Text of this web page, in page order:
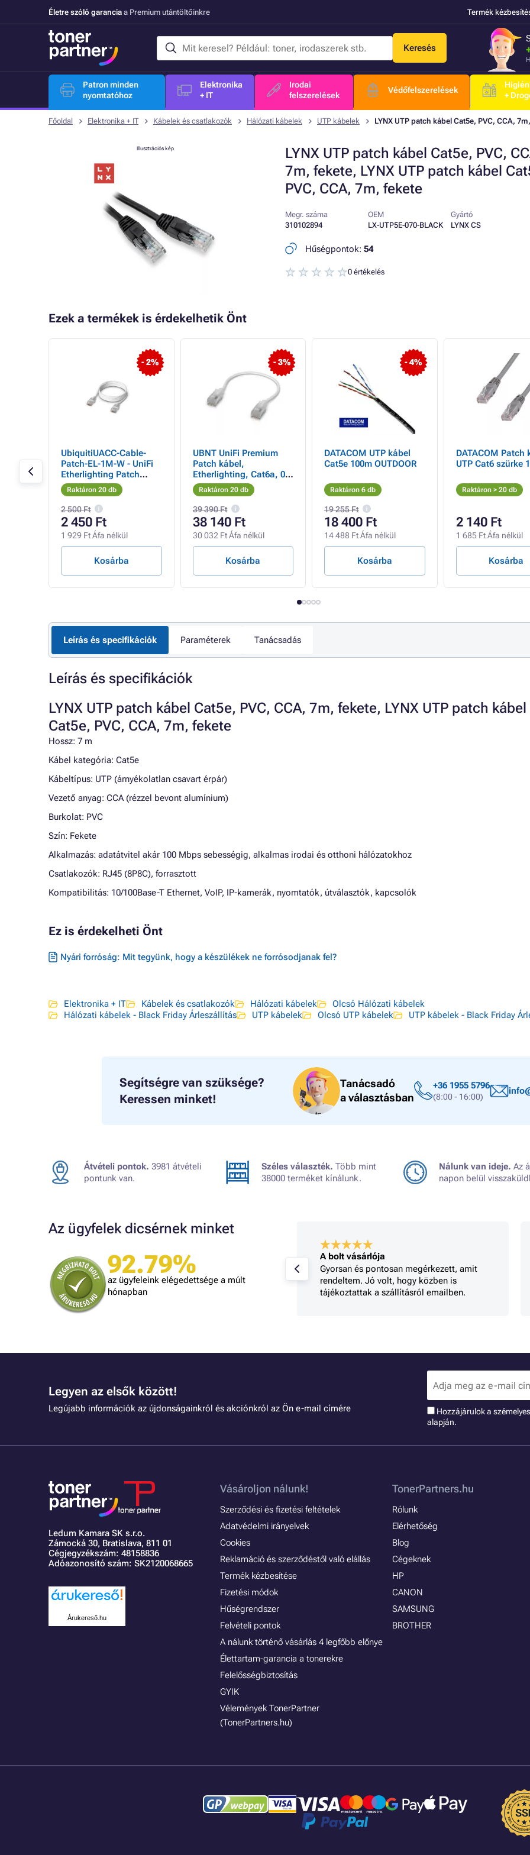
Életre szóló garancia a Premium utántöltőinkre Termék
Keresés
Patron minden
nyomtatóhoz
Elektronika
+ IT
Irodai
felszerelések
Védőfelszerelések
+
Főoldal Elektronika + IT Kábelek és csatlakozók Hálózati kábelek UTP kábelek LYNX UTP patch kábel Cat5e, PVC, CCA,
LYNX UTP patch kábel Cat5e, PVC,
7m, fekete, LYNX UTP patch kábel
PVC, CCA, 7m, fekete
Illusztrációs kép
Megr. száma
310102894
OEM
LX-UTP5E-070-BLACK
Gyártó
LYNX CS
Hűségpontok: 54
0 értékelés
Ezek a termékek is érdekelhetik Önt
- 2%
UbiquitiUACC-Cable-
Patch-EL-1M-W - UniFi
Etherlighting Patch
kábel 1m
Raktáron 20 db
2 500 Ft
2 450 Ft
1 929 Ft Áfa nélkül
Kosárba
- 3%
UBNT UniFi Premium
Patch kábel,
Etherlighting, Cat6a, 0,
15m, 24 db, 24 darab
Raktáron 20 db
39 390 Ft
38 140 Ft
30 032 Ft Áfa nélkül
Kosárba
- 4%
DATACOM UTP kábel
Cat5e 100m OUTDOOR
Raktáron 6 db
19 255 Ft
18 400 Ft
14 488 Ft Áfa nélkül
Kosárba
DATACOM Patch
UTP Cat6 szürke
Raktáron > 20 db
2 140 Ft
1 685 Ft Áfa nélkül
Kosárba
Leírás és specifikációk Paraméterek Tanácsadás
Leírás és specifikációk
LYNX UTP patch kábel Cat5e, PVC, CCA, 7m, fekete, LYNX UTP patch kábel
Cat5e, PVC, CCA, 7m, fekete
Hossz: 7 m
Kábel kategória: Cat5e
Kábeltípus: UTP (árnyékolatlan csavart érpár)
Vezető anyag: CCA (rézzel bevont alumínium)
Burkolat: PVC
Szín: Fekete
Alkalmazás: adatátvitel akár 100 Mbps sebességig, alkalmas irodai és otthoni hálózatokhoz
Csatlakozók: RJ45 (8P8C), forrasztott
Kompatibilitás: 10/100Base-T Ethernet, VoIP, IP-kamerák, nyomtatók, útválasztók, kapcsolók
Ez is érdekelheti Önt
Nyári forróság: Mit tegyünk, hogy a készülékek ne forrósodjanak fel?
Elektronika + IT Kábelek és csatlakozók Hálózati kábelek
Olcsó Hálózati kábelek
Hálózati kábelek - Black Friday Árleszállítás
UTP kábelek Olcsó UTP kábelek UTP kábelek - Black Friday
Segítségre van szüksége?
Keressen minket!
Tanácsadó
a választásban
+36 1955 5796
(8:00 - 16:00)
Átvételi pontok. 3981 átvételi
pontunk van.
Széles választék. Több mint
38000 terméket kínálunk.
Nálunk van ideje. Az
napon belül
Az ügyfelek dicsérnek minket
92.79%
az ügyfeleink elégedettsége a múlt
hónapban
Judit
A kiszállítás kicsit lassú volt, egyébként
mindennel meg vagyok elégedve!
A bolt vásárlója
Gyorsan és pontosan megérkezett, amit
rendeltem. Jó volt, hogy közben is
tájékoztattak a szállításról emailben.
Legyen az elsők között!
Legújabb információk az újdonságainkról és akciónkról az Ön e-mail címére Hozzájárulok a
alapján.
Ledum Kamara SK s.r.o.
Zámocká 30, Bratislava, 811 01
Cégjegyzékszám: 48158836
Adóazonosító szám: SK2120068665
Árukereső.hu
Vásároljon nálunk!
Szerződési és fizetési feltételek
Adatvédelmi irányelvek
Cookies
Reklamáció és szerződéstől való elállás
Termék kézbesítése
Fizetési módok
Hűségrendszer
Felvételi pontok
A nálunk történő vásárlás 4 legfőbb előnye
Élettartam-garancia a tonerekre
Felelősségbiztosítás
GYIK
Vélemények TonerPartner
(TonerPartners.hu)
TonerPartners.hu
Rólunk
Elérhetőség
Blog
Cégeknek
HP
CANON
SAMSUNG
BROTHER